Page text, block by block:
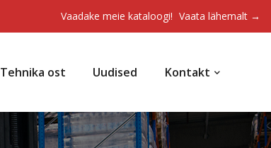
Vaadake meie kataloogi! Vaata lähemalt →
Tehnika ost Uudised Kontakt